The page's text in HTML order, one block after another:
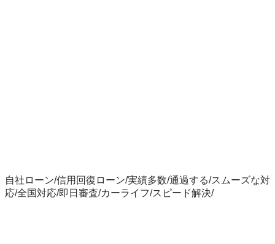
自社ローン/信用回復ローン/実績多数/通過する/スムーズな対
応/全国対応/即日審査/カーライフ/スピード解決/